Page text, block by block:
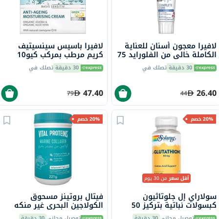
لافيرا معجون أسنان للعناية
الكاملة خالي من الفلورايد 75
مل 30 دقيقة تصلك في
26.40
44
لافيرا باسيس سينسيتيف
كريم مرطب بمركب كيو10
مضاد للشيخوخة 50 مل
30 دقيقة تصلك في
47.40
79
20% خصم
أقل سعرمن 30 يوم
سولاراي إل جلوتاثيون
كبسولات نباتية بتركيز 50
ملجم لدعم مضادات الأكسدة
20% خصم
فيتال بروتينز مسحوق
الكولاجين البحري غير منكه